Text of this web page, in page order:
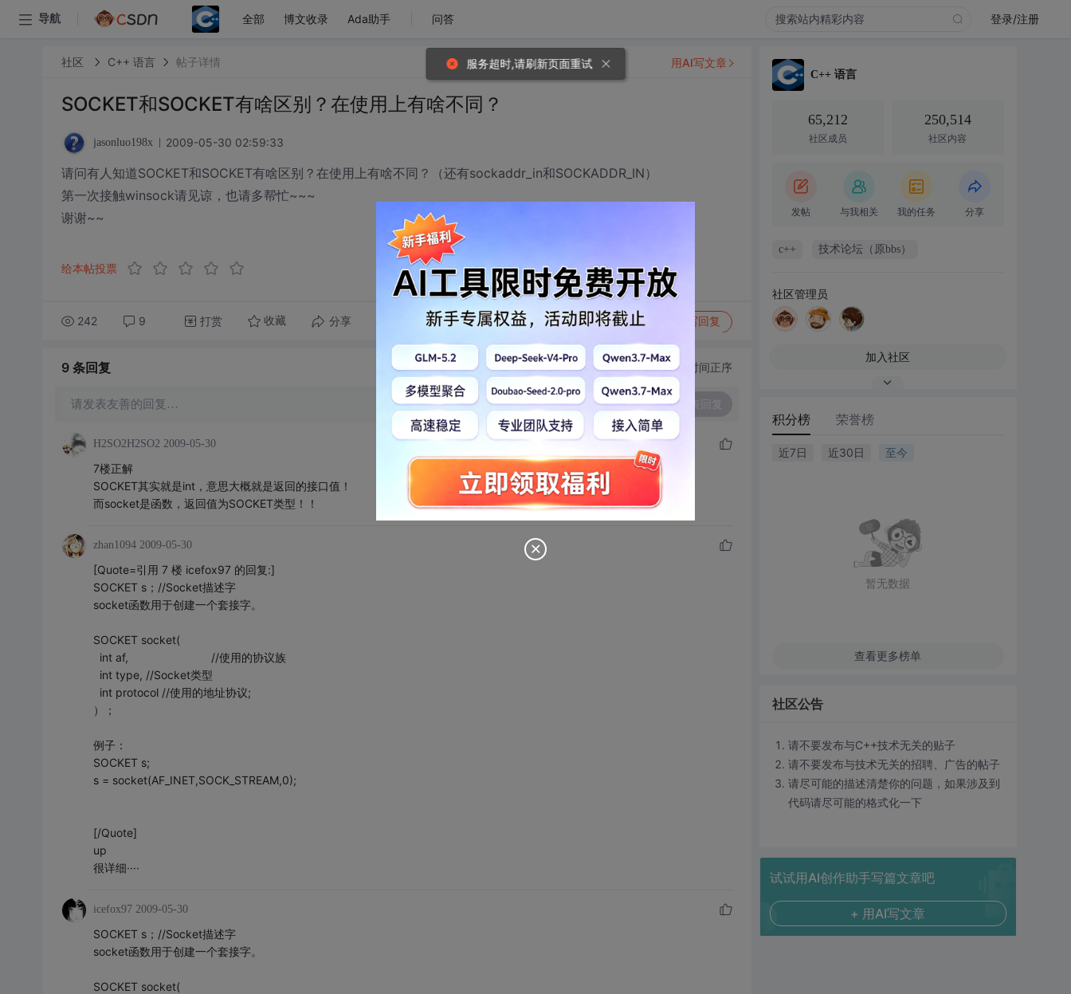
导航 全部 博文收录 Ada助手 问答 登录/注册
社区 C++ 语言 帖子详情
SOCKET和SOCKET有啥区别？在使用上有啥不同？
jasonluo198x 2009-05-30 02:59:33
请问有人知道SOCKET和SOCKET有啥区别？在使用上有啥不同？（还有sockaddr_in和SOCKADDR_IN）
第一次接触winsock请见谅，也请多帮忙~~~
谢谢~~
给本帖投票
242 9 打赏 收藏 分享 转发到动态 举报 写回复
用AI写文章
9 条回复 切换为时间正序
请发表友善的回复… 发表回复
H2SO2H2SO2 2009-05-30
7楼正解
SOCKET其实就是int，意思大概就是返回的接口值！
而socket是函数，返回值为SOCKET类型！！
zhan1094 2009-05-30
[Quote=引用 7 楼 icefox97 的回复:]
SOCKET s；//Socket描述字
socket函数用于创建一个套接字。
SOCKET socket(
int af, //使用的协议族
int type, //Socket类型
int protocol //使用的地址协议;
）；
例子：
SOCKET s;
s = socket(AF_INET,SOCK_STREAM,0);
[/Quote]
up
很详细····
icefox97 2009-05-30
SOCKET s；//Socket描述字
socket函数用于创建一个套接字。
SOCKET socket(
C++ 语言
65,212
社区成员
250,514
社区内容
发帖 与我相关 我的任务 分享
c++ 技术论坛（原bbs）
社区管理员
加入社区
积分榜 荣誉榜
近7日 近30日 至今
暂无数据
查看更多榜单
社区公告
请不要发布与C++技术无关的贴子
请不要发布与技术无关的招聘、广告的帖子
请尽可能的描述清楚你的问题，如果涉及到
代码请尽可能的格式化一下
试试用AI创作助手写篇文章吧
+ 用AI写文章
服务超时,请刷新页面重试